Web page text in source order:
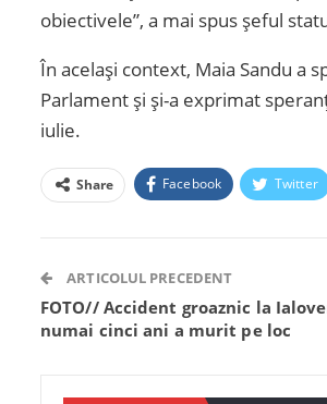
obiectivele”, a mai spus șeful
În același context, Maia Sandu a
Parlament și și-a exprimat
iulie.
Share Facebook Twitter
ARTICOLUL PRECEDENT
FOTO// Accident groaznic la
numai cinci ani a murit pe loc